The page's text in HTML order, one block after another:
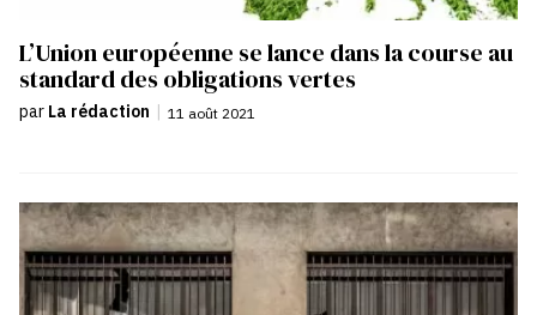
L’Union européenne se lance dans la course au
standard des obligations vertes
par La rédaction | 11 août 2021